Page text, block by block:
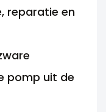
reparatie en
pomp uit de